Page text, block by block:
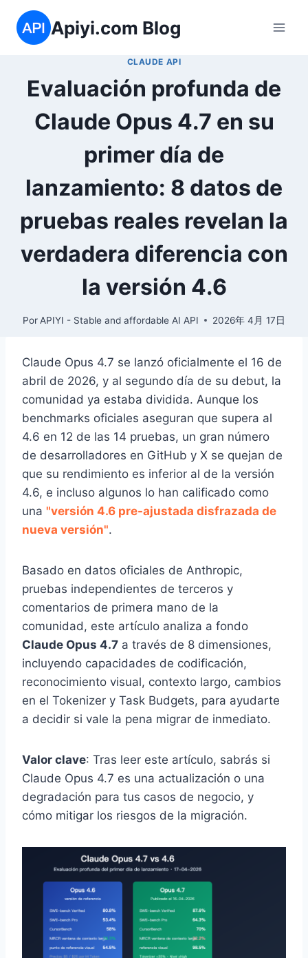
Saltar
contenido
Apiyi.com Blog
CLAUDE API
Evaluación profunda de
Claude Opus 4.7 en su
primer día de
lanzamiento: 8 datos de
pruebas reales revelan la
verdadera diferencia con
la versión 4.6
Por APIYI - Stable and affordable AI API 2026年 4月 17日
Claude Opus 4.7 se lanzó oficialmente el 16 de
abril de 2026, y al segundo día de su debut, la
comunidad ya estaba dividida. Aunque los
benchmarks oficiales aseguran que supera al
4.6 en 12 de las 14 pruebas, un gran número
de desarrolladores en GitHub y X se quejan de
que su rendimiento es inferior al de la versión
4.6, e incluso algunos lo han calificado como
una "versión 4.6 pre-ajustada disfrazada de
nueva versión".
Basado en datos oficiales de Anthropic,
pruebas independientes de terceros y
comentarios de primera mano de la
comunidad, este artículo analiza a fondo
Claude Opus 4.7 a través de 8 dimensiones,
incluyendo capacidades de codificación,
reconocimiento visual, contexto largo, cambios
en el Tokenizer y Task Budgets, para ayudarte
a decidir si vale la pena migrar de inmediato.
Valor clave: Tras leer este artículo, sabrás si
Claude Opus 4.7 es una actualización o una
degradación para tus casos de negocio, y
cómo mitigar los riesgos de la migración.